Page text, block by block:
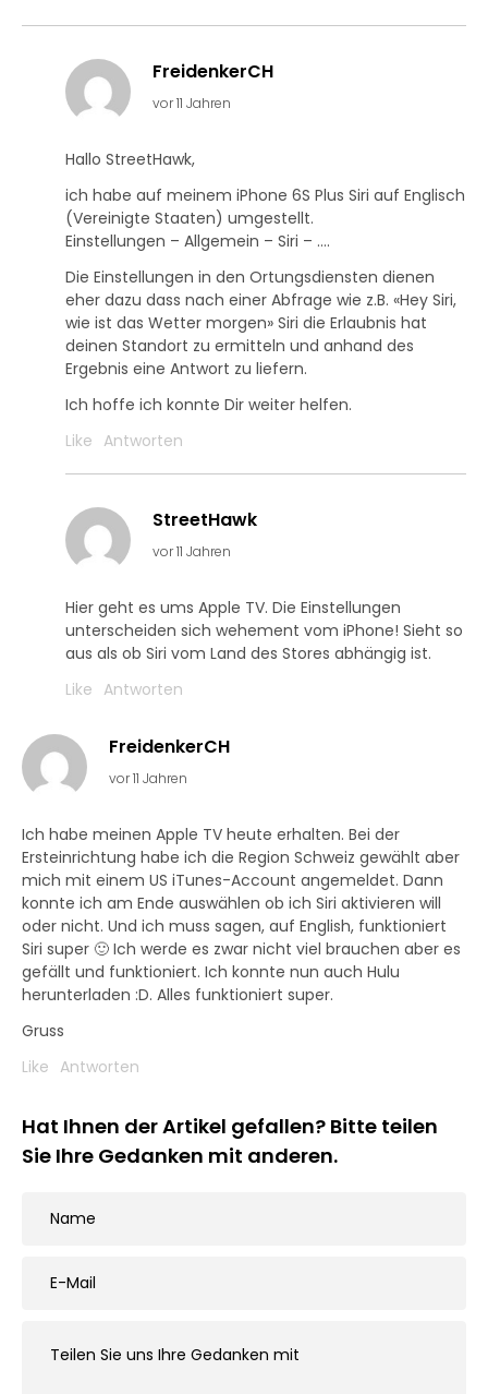
FreidenkerCH
vor 11 Jahren
Hallo StreetHawk,
ich habe auf meinem iPhone 6S Plus Siri auf Englisch
(Vereinigte Staaten) umgestellt.
Einstellungen – Allgemein – Siri – ….
Die Einstellungen in den Ortungsdiensten dienen
eher dazu dass nach einer Abfrage wie z.B. «Hey Siri,
wie ist das Wetter morgen» Siri die Erlaubnis hat
deinen Standort zu ermitteln und anhand des
Ergebnis eine Antwort zu liefern.
Ich hoffe ich konnte Dir weiter helfen.
Like Antworten
StreetHawk
vor 11 Jahren
Hier geht es ums Apple TV. Die Einstellungen
unterscheiden sich wehement vom iPhone! Sieht so
aus als ob Siri vom Land des Stores abhängig ist.
Like Antworten
FreidenkerCH
vor 11 Jahren
Ich habe meinen Apple TV heute erhalten. Bei der
Ersteinrichtung habe ich die Region Schweiz gewählt aber
mich mit einem US iTunes-Account angemeldet. Dann
konnte ich am Ende auswählen ob ich Siri aktivieren will
oder nicht. Und ich muss sagen, auf English, funktioniert
Siri super 🙂 Ich werde es zwar nicht viel brauchen aber es
gefällt und funktioniert. Ich konnte nun auch Hulu
herunterladen :D. Alles funktioniert super.
Gruss
Like Antworten
Hat Ihnen der Artikel gefallen? Bitte teilen
Sie Ihre Gedanken mit anderen.